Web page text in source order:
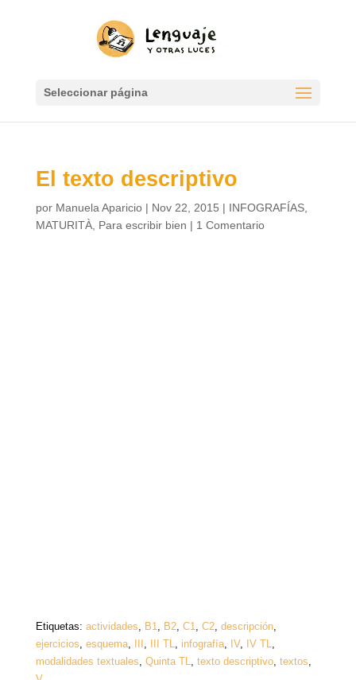
Seleccionar página
El texto descriptivo
por Manuela Aparicio| Nov 22, 2015 | INFOGRAFÍAS,
MATURITÀ, Para escribir bien | 1 Comentario
Etiquetas: actividades, B1, B2, C1, C2, descripción,
ejercicios, esquema, , III TL, infografía, IV, IV TL,
modalidades textuales, Quinta TL, texto descriptivo, textos,